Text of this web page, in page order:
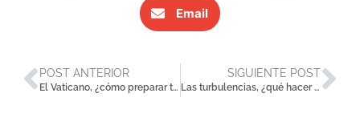
Email
POST ANTERIOR
El Vaticano, ¿cómo preparar tu visita nivel experto?
SIGUIENTE POST
Las turbulencias, ¿qué hacer para perder el miedo a volar?